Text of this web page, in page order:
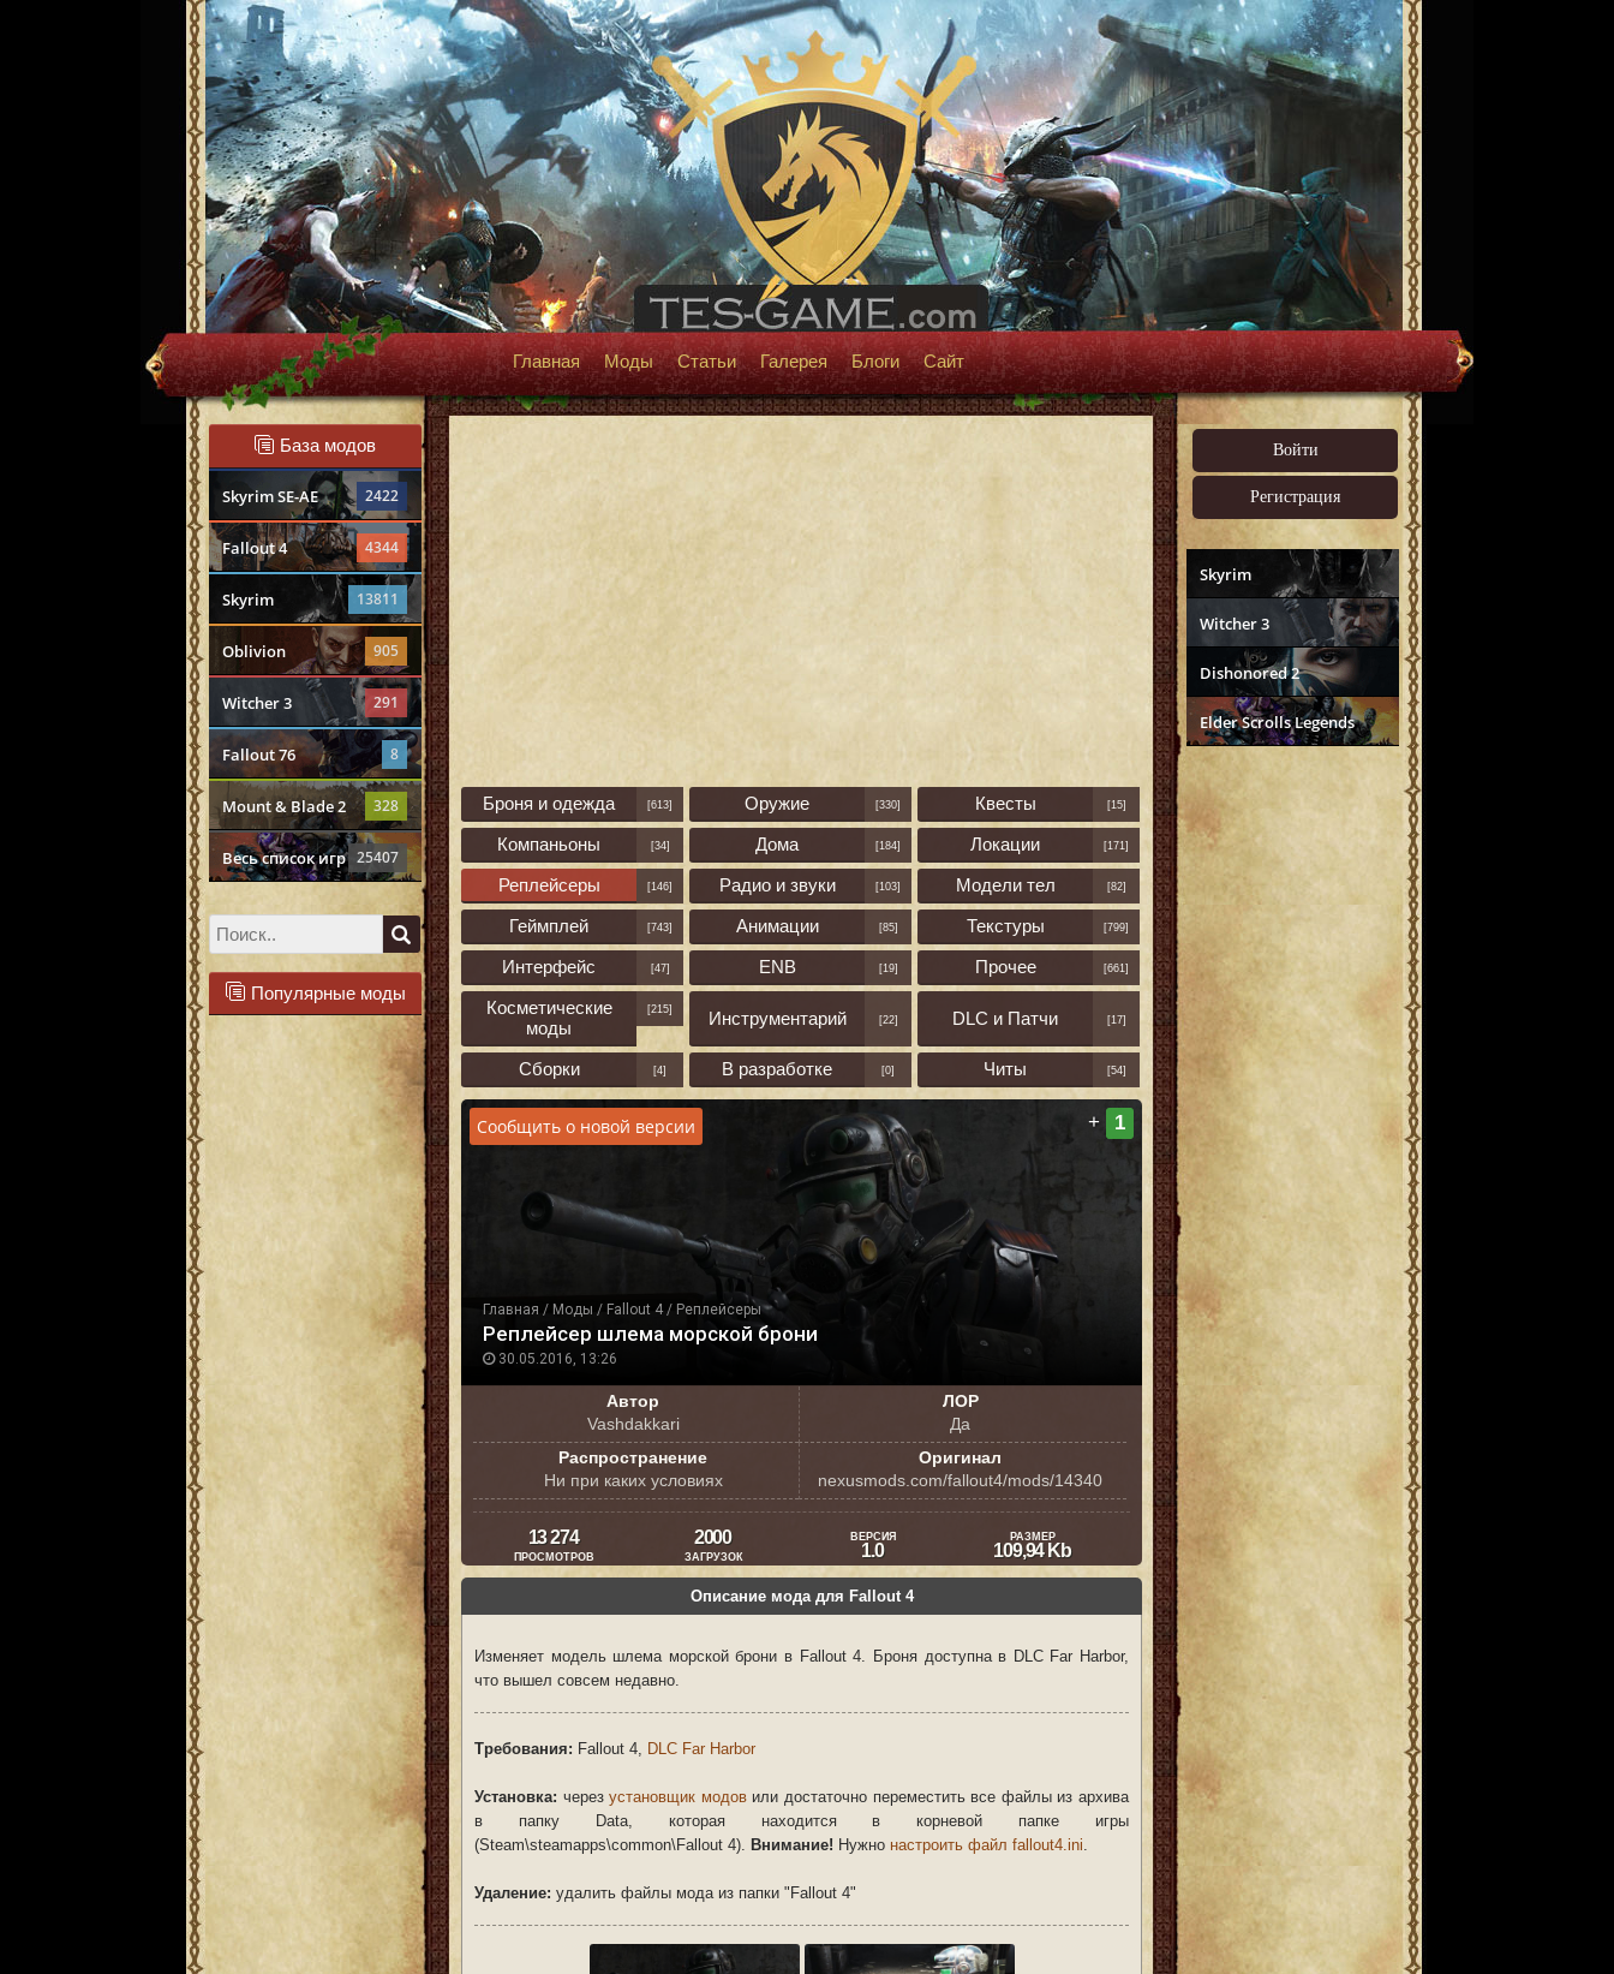
Главная Моды Статьи Галерея Блоги Сайт
База модов
Skyrim SE-AE 2422
Fallout 4 4344
Skyrim 13811
Oblivion 905
Witcher 3 291
Fallout 76 8
Mount & Blade 2 328
Весь список игр 25407
Популярные моды
Войти
Регистрация
Skyrim
Witcher 3
Dishonored 2
Elder Scrolls Legends
Броня и одежда [613] Оружие [330] Квесты [15]
Компаньоны [34] Дома [184] Локации [171]
Реплейсеры [146] Радио и звуки [103] Модели тел [82]
Геймплей [743] Анимации [85] Текстуры [799]
Интерфейс [47] ENB [19] Прочее [661]
Косметические
моды
[215] Инструментарий [22] DLC и Патчи [17]
Сборки [4] В разработке [0] Читы [54]
Главная / Моды / Fallout 4/ Реплейсеры
30.05.2016, 13:26
Реплейсер шлема морской брони
Сообщить о новой версии + 1
Автор
Vashdakkari
ЛОР
Да
Распространение
Ни при каких условиях
Оригинал
nexusmods.com/fallout4/mods/14340
13 274
ПРОСМОТРОВ
2000
ЗАГРУЗОК
ВЕРСИЯ
1.0
РАЗМЕР
109,94 Kb
Описание мода для Fallout 4
Изменяет модель шлема морской брони в Fallout 4. Броня доступна в DLC Far Harbor,
что вышел совсем недавно.
Требования: Fallout 4, DLC Far Harbor
Установка: черезустановщик модовили достаточно переместить все файлы из архива
в папку Data, которая находится в корневой папке игры
(Steam\steamapps\common\Fallout 4). Внимание! Нужно настроить файл fallout4.ini.
Удаление: удалить файлы мода из папки "Fallout 4"